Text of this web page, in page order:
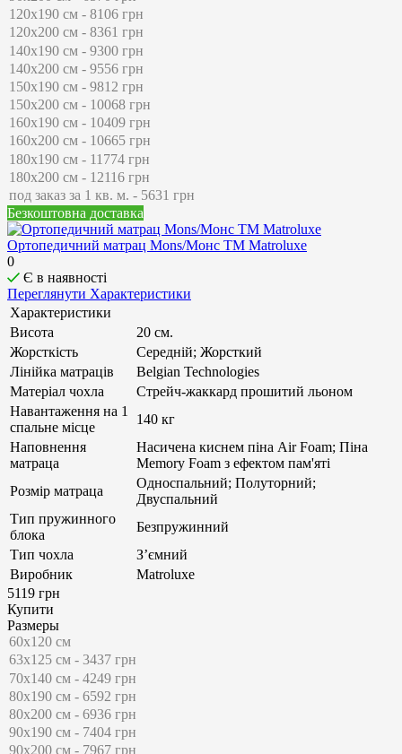
Безкоштовна доставка
Ортопедичний матрац Mons/Монс ТМ Matroluxe
0
Є в наявності
Переглянути Характеристики
Характеристики
Висота
20 см.
Жорсткість
Середній; Жорсткий
Лінійка матраців
Belgian Technologies
Матеріал чохла
Стрейч-жаккард прошитий льоном
Навантаження на 1
спальне місце
140 кг
Наповнення
матраца
Насичена киснем піна Air Foam; Піна
Memory Foam з ефектом пам'яті
Розмір матраца
Односпальний; Полуторний;
Двуспальний
Тип пружинного
блока
Безпружинний
Тип чохла
З’ємний
Виробник
Matroluxe
5119 грн
Купити
Размеры